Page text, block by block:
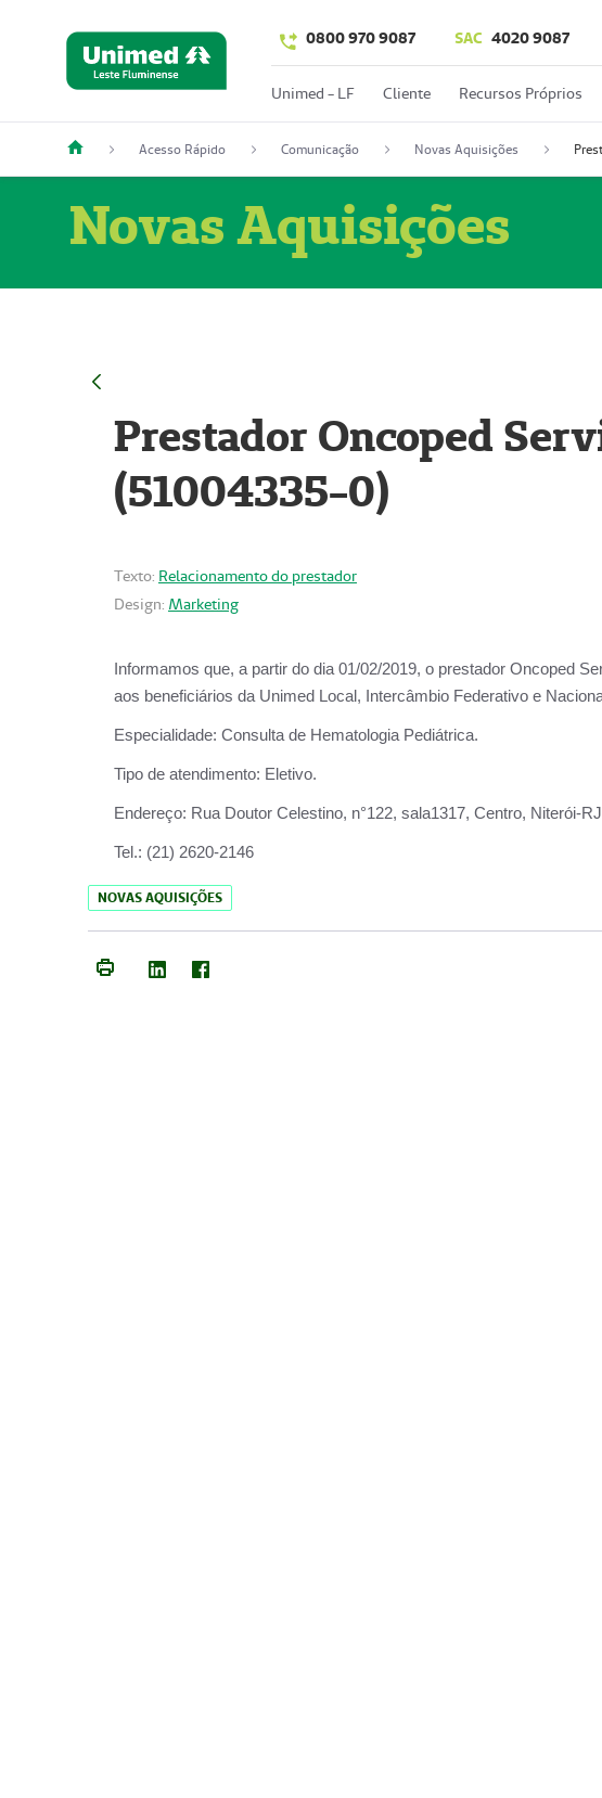
0800 970 9087 SAC 4020 9087
Unimed - LF Cliente Recursos Próprios
Acesso Rápido Comunicação Novas Aquisições
Novas Aquisições
Prestador Oncoped
(51004335-0)
Texto: Relacionamento do prestador
Design: Marketing
Informamos que, a partir do dia 01/02/2019, o prestador Oncoped
aos beneficiários da Unimed Local, Intercâmbio Federativo e
Especialidade: Consulta de Hematologia Pediátrica.
Tipo de atendimento: Eletivo.
Endereço: Rua Doutor Celestino, n°122, sala1317, Centro, Niterói-RJ
Tel.: (21) 2620-2146
NOVAS AQUISIÇÕES